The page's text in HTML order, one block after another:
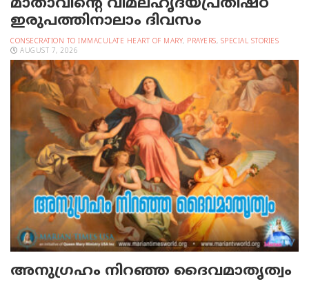
മാതാവിന്റെ വിമലഹൃദയപ്രതിഷ്ഠ
ഇരുപത്തിനാലാം ദിവസം
CONSECRATION TO IMMACULATE HEART OF MARY, PRAYERS, SPECIAL STORIES
AUGUST 7, 2026
അനുഗ്രഹം നിറഞ്ഞ ദൈവമാതൃത്വം